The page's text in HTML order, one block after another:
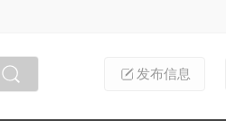
发布信息